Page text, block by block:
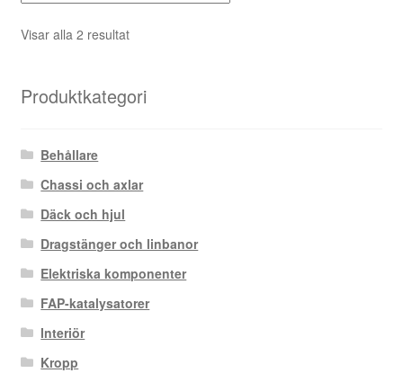
Visar alla 2 resultatSortera
Produktkategori
Behållare
Chassi och axlar
Däck och hjul
Dragstänger och linbanor
Elektriska komponenter
FAP-katalysatorer
Interiör
Kropp